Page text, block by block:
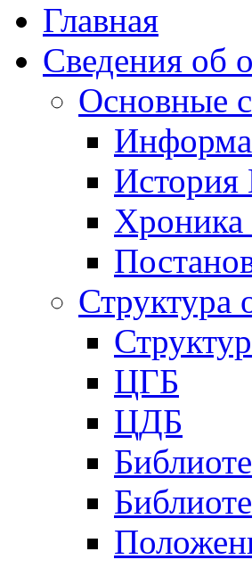
Главная
Сведения об
Основные
Хроника
Структура
ЦГБ
ЦДБ